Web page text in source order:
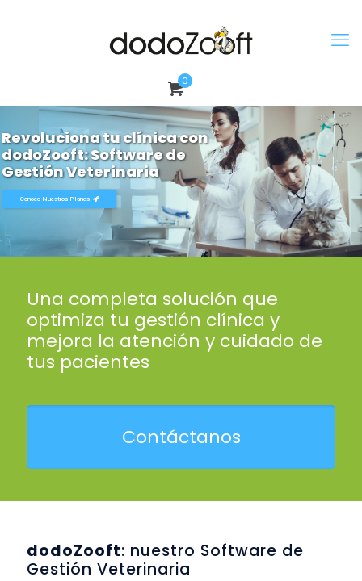
0
Revoluciona tu clínica con
dodoZooft: Software de
Gestión Veterinaria
Conoce Nuestros Planes
Una completa solución que
optimiza tu gestión clínica y
mejora la atención y cuidado de
tus pacientes
Contáctanos
dodoZooft: nuestro Software de
Gestión Veterinaria